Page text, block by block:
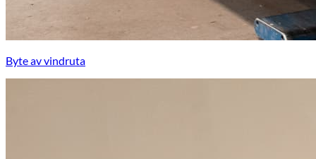
Byte av vindruta